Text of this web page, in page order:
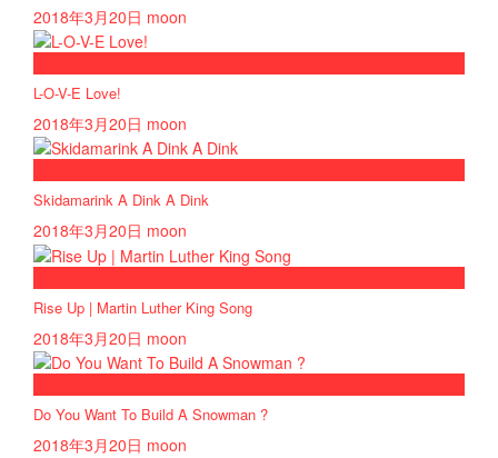
2018年3月20日 moon
L-O-V-E Love!
2018年3月20日 moon
Skidamarink A Dink A Dink
2018年3月20日 moon
Rise Up | Martin Luther King Song
2018年3月20日 moon
Do You Want To Build A Snowman ?
2018年3月20日 moon